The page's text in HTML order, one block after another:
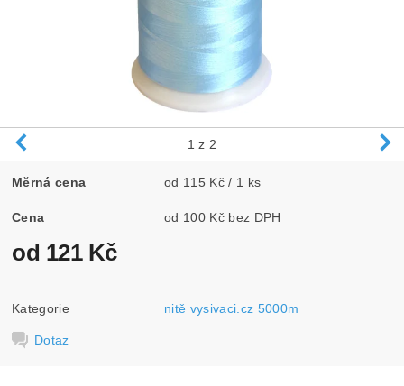
1 z 2
Měrná cena od 115 Kč / 1 ks
Cena od 100 Kč bez DPH
od 121 Kč
Kategorie nitě vysivaci.cz 5000m
Dotaz